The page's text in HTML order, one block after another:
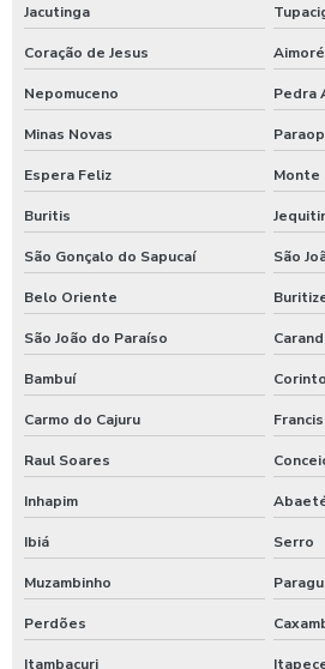
Shampoozeira valor
Shampoozeira a venda
Sistema de lavagem para agro
Sistema de lavagem para transportadora
Sulfato de alumínio para tratamento de
Sulfato de alumínio tratamento de efluente
Tarifador de banho para praia
Tarifador para calibrador
Tarifador para calibrador com fichas
Tarifador para calibrador com moedas
Tarifador para calibrador com pix
Temporizador de banho com pix
Jacutinga
Coração de Jesus
Nepomuceno Pedra
Minas Novas
Espera Feliz Monte
Buritis
São Gonçalo do Sapucaí São
Belo Oriente
São João do Paraíso
Bambuí Corinto
Carmo do Cajuru
Raul Soares
Inhapim
Ibiá Serro
Muzambinho
Perdões
Itambacuri